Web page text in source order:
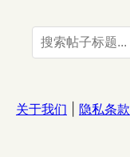
关于我们 隐私条款